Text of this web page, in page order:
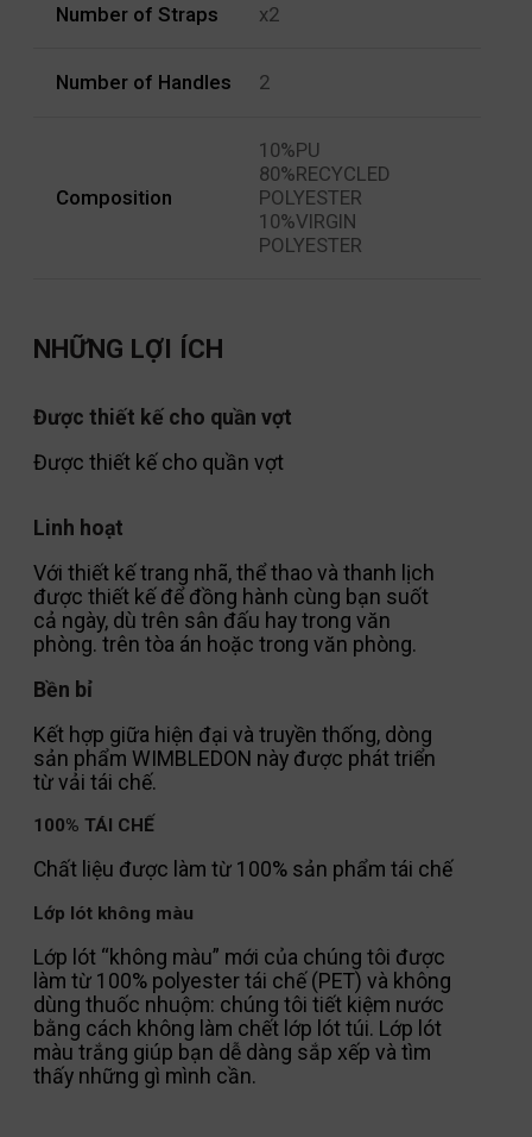
Number of Straps x2
Number of Handles 2
Composition
10%PU
80%RECYCLED
POLYESTER
10%VIRGIN
POLYESTER
NHỮNG LỢI ÍCH
Được thiết kế cho quần vợt
Được thiết kế cho quần vợt
Linh hoạt
Với thiết kế trang nhã, thể thao và thanh lịch
được thiết kế để đồng hành cùng bạn suốt
cả ngày, dù trên sân đấu hay trong văn
phòng. trên tòa án hoặc trong văn phòng.
Bền bỉ
Kết hợp giữa hiện đại và truyền thống, dòng
sản phẩm WIMBLEDON này được phát triển
từ vải tái chế.
100% TÁI CHẾ
Chất liệu được làm từ 100% sản phẩm tái chế
Lớp lót không màu
Lớp lót “không màu” mới của chúng tôi được
làm từ 100% polyester tái chế (PET) và không
dùng thuốc nhuộm: chúng tôi tiết kiệm nước
bằng cách không làm chết lớp lót túi. Lớp lót
màu trắng giúp bạn dễ dàng sắp xếp và tìm
thấy những gì mình cần.